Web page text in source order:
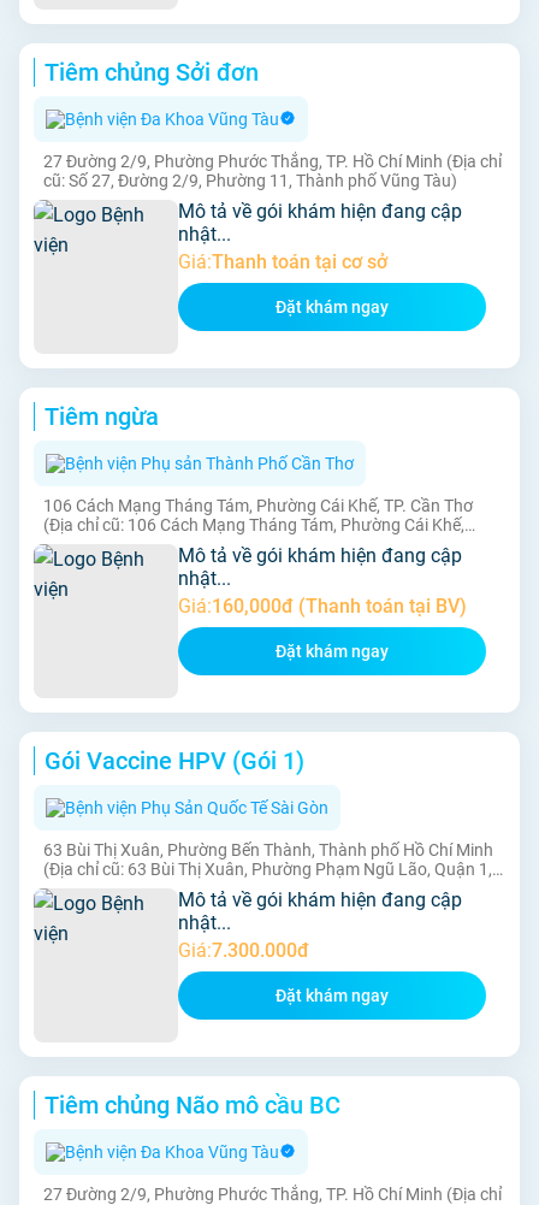
Tiêm chủng Sởi đơn
Bệnh viện Đa Khoa Vũng Tàu
27 Đường 2/9, Phường Phước Thắng, TP. Hồ Chí Minh (Địa chỉ
cũ: Số 27, Đường 2/9, Phường 11, Thành phố Vũng Tàu)
Mô tả về gói khám hiện đang cập
nhật...
Giá:Thanh toán tại cơ sở
Đặt khám ngay
Tiêm ngừa
Bệnh viện Phụ sản Thành Phố Cần Thơ
106 Cách Mạng Tháng Tám, Phường Cái Khế, TP. Cần Thơ
(Địa chỉ cũ: 106 Cách Mạng Tháng Tám, Phường Cái Khế,
Quận Ninh Kiều, TP. Cần Thơ)Mô tả về gói khám hiện đang cập
nhật...
Giá:160,000đ (Thanh toán tại BV)
Đặt khám ngay
Gói Vaccine HPV (Gói 1)
Bệnh viện Phụ Sản Quốc Tế Sài Gòn
63 Bùi Thị Xuân, Phường Bến Thành, Thành phố Hồ Chí Minh
(Địa chỉ cũ: 63 Bùi Thị Xuân, Phường Phạm Ngũ Lão, Quận 1,
Thành phố Hồ Chí Minh)Mô tả về gói khám hiện đang cập
nhật...
Giá:7.300.000đ
Đặt khám ngay
Tiêm chủng Não mô cầu BC
Bệnh viện Đa Khoa Vũng Tàu
27 Đường 2/9, Phường Phước Thắng, TP. Hồ Chí Minh (Địa chỉ